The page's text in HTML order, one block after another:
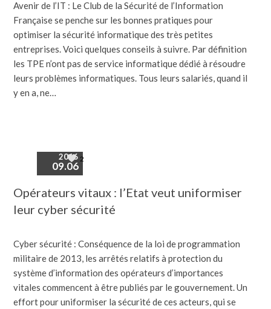
Avenir de l’IT : Le Club de la Sécurité de l’Information
Française se penche sur les bonnes pratiques pour
optimiser la sécurité informatique des très petites
entreprises. Voici quelques conseils à suivre. Par définition
les TPE n’ont pas de service informatique dédié à résoudre
leurs problèmes informatiques. Tous leurs salariés, quand il
y en a, ne…
2016
09.06
2
Opérateurs vitaux : l’Etat veut uniformiser
leur cyber sécurité
Cyber sécurité : Conséquence de la loi de programmation
militaire de 2013, les arrêtés relatifs à protection du
système d’information des opérateurs d’importances
vitales commencent à être publiés par le gouvernement. Un
effort pour uniformiser la sécurité de ces acteurs, qui se